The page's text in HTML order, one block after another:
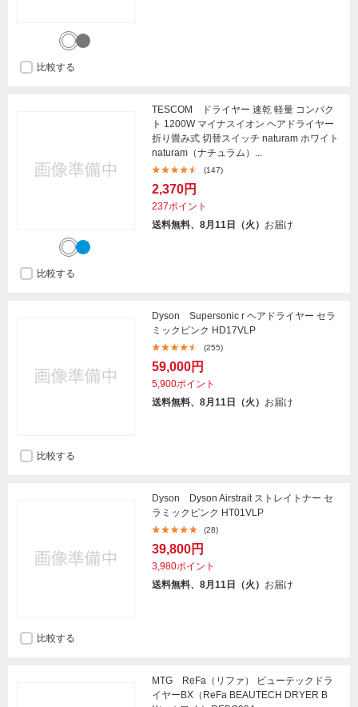
比較する
TESCOM ドライヤー 速乾 軽量 コンパク
ト 1200W マイナスイオン ヘアドライヤー
折り畳み式 切替スイッチ naturam ホワイト
naturam（ナチュラム）...
(147)
2,370円
237ポイント
送料無料、8月11日（火） お届け
比較する
Dyson Supersonic r ヘアドライヤー セラ
ミックピンク HD17VLP
(255)
59,000円
5,900ポイント
送料無料、8月11日（火） お届け
比較する
Dyson Dyson Airstrait ストレイトナー セ
ラミックピンク HT01VLP
(28)
39,800円
3,980ポイント
送料無料、8月11日（火） お届け
比較する
MTG ReFa（リファ） ビューテックドラ
イヤーBX（ReFa BEAUTECH DRYER B